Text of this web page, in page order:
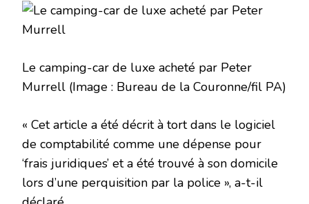
Le camping-car de luxe acheté par Peter
Murrell (Image : Bureau de la Couronne/fil PA)
« Cet article a été décrit à tort dans le logiciel
de comptabilité comme une dépense pour
‘frais juridiques’ et a été trouvé à son domicile
lors d’une perquisition par la police », a-t-il